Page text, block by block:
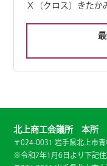
Ｘ（クロス）きた
北上商工会議所 本所
〒024-0031 岩手県北上市
※令和7年1月6日より下記住